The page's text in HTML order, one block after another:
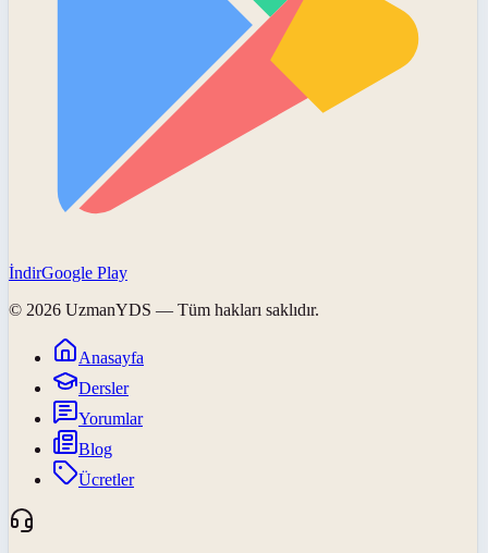
İndirGoogle Play
© 2026 UzmanYDS — Tüm hakları saklıdır.
Anasayfa
Dersler
Yorumlar
Blog
Ücretler